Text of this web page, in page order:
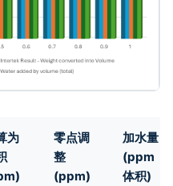
为
零点调
整
(ppm)
加水量
(ppm
体积)